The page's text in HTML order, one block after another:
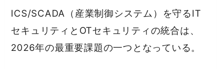
ICS/SCADA（産業制御システム）を守るIT
セキュリティとOTセキュリティの統合は、
2026年の最重要課題の一つとなっている。